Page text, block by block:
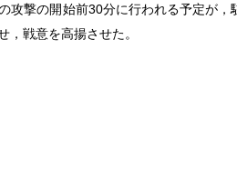
攻撃の開始前30分に行われる予定が，
戦意を高揚させた。